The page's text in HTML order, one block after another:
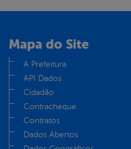
Mapa do Site
A Prefeitura
API Dados
Cidadão
Contracheque
Contratos
Dados Abertos